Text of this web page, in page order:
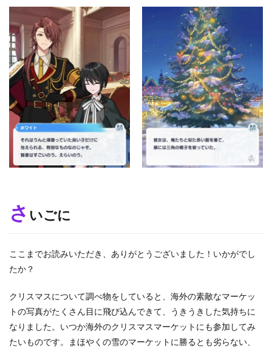
さ いごに
ここまでお読みいただき、ありがとうございました！いかがでし
たか？
クリスマスについて調べ物をしていると、海外の素敵なマーケッ
トの写真がたくさん目に飛び込んできて、うきうきした気持ちに
なりました。いつか海外のクリスマスマーケットにも参加してみ
たいものです。まほやくの雪のマーケットに勝るとも劣らない、